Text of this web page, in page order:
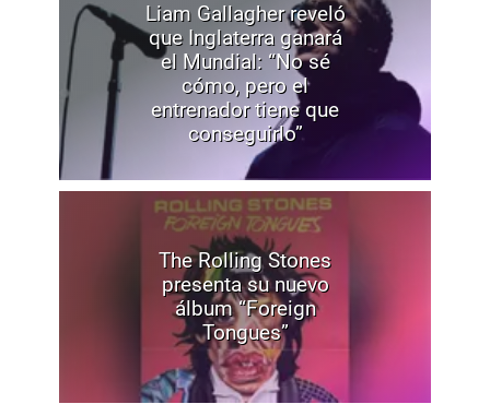
Liam Gallagher reveló
que Inglaterra ganará
el Mundial: “No sé
cómo, pero el
entrenador tiene que
conseguirlo”
The Rolling Stones
presenta su nuevo
álbum “Foreign
Tongues”